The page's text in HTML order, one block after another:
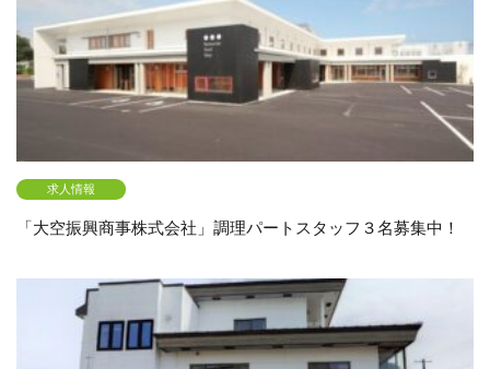
求人情報
「大空振興商事株式会社」調理パートスタッフ３名募集中！